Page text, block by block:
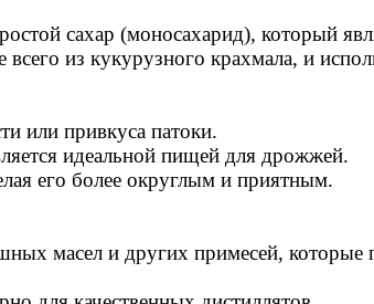
сахар (моносахарид), который
из кукурузного крахмала, и
или привкуса патоки.
идеальной пищей для дрожжей.
его более округлым и приятным.
масел и других примесей,